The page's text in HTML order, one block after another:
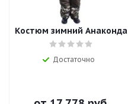
Костюм зимний Анаконда
Достаточно